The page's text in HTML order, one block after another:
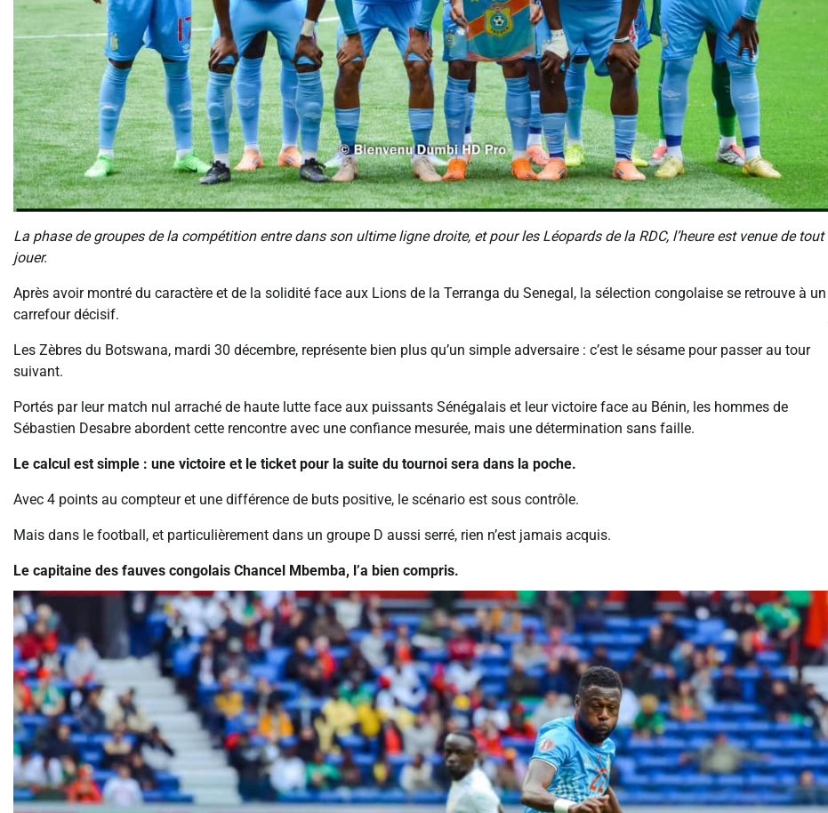
La phase de groupes de la compétition entre dans son ultime ligne droite, et pour les Léopards de la RDC, l’heure est venue de tout
jouer.
Après avoir montré du caractère et de la solidité face aux Lions de la Terranga du Senegal, la sélection congolaise se retrouve à un
carrefour décisif.
Les Zèbres du Botswana, mardi 30 décembre, représente bien plus qu’un simple adversaire : c’est le sésame pour passer au tour
suivant.
Portés par leur match nul arraché de haute lutte face aux puissants Sénégalais et leur victoire face au Bénin, les hommes de
Sébastien Desabre abordent cette rencontre avec une confiance mesurée, mais une détermination sans faille.
Le calcul est simple : une victoire et le ticket pour la suite du tournoi sera dans la poche.
Avec 4 points au compteur et une différence de buts positive, le scénario est sous contrôle.
Mais dans le football, et particulièrement dans un groupe D aussi serré, rien n’est jamais acquis.
Le capitaine des fauves congolais Chancel Mbemba, l’a bien compris.